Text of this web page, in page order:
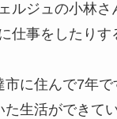
ルジュの小林さ
仕事をしたりす
に住んで7年で
生活ができて